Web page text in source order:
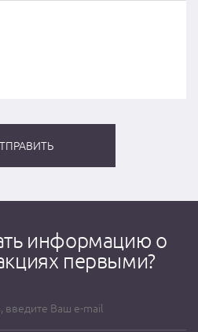
информацию о
первыми?